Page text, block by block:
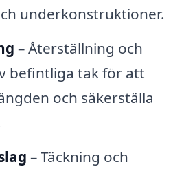
underkonstruktioner.
– Återställning och
befintliga tak för att
och säkerställa
– Täckning och